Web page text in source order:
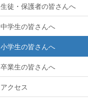
生徒・保護者の皆さんへ
中学生の皆さんへ
小学生の皆さんへ
卒業生の皆さんへ
アクセス